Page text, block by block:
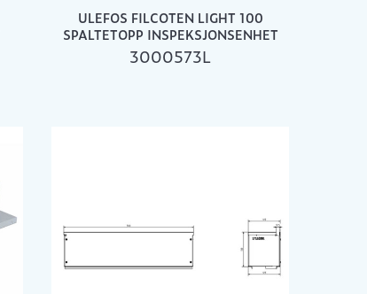
ULEFOS FILCOTEN LIGHT 100
SPALTETOPP INSPEKSJONSENHET
3000573L